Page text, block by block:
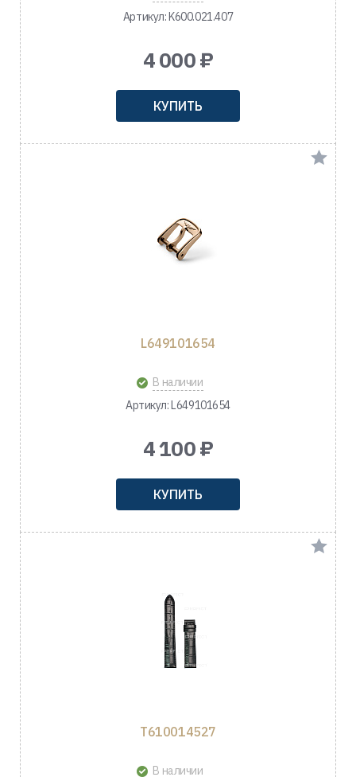
Артикул: K600.021.407
4 000 ₽
КУПИТЬ
L649101654
В наличии
Артикул: L649101654
4 100 ₽
КУПИТЬ
T610014527
В наличии